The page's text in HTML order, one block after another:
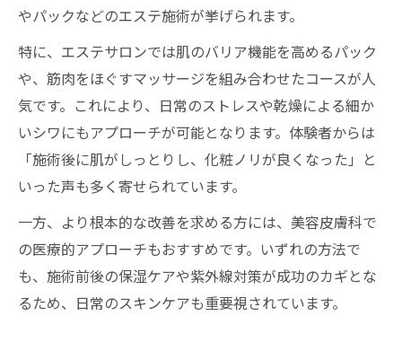
やパックなどのエステ施術が挙げられます。
特に、エステサロンでは肌のバリア機能を高めるパック
や、筋肉をほぐすマッサージを組み合わせたコースが人
気です。これにより、日常のストレスや乾燥による細か
いシワにもアプローチが可能となります。体験者からは
「施術後に肌がしっとりし、化粧ノリが良くなった」と
いった声も多く寄せられています。
一方、より根本的な改善を求める方には、美容皮膚科で
の医療的アプローチもおすすめです。いずれの方法で
も、施術前後の保湿ケアや紫外線対策が成功のカギとな
るため、日常のスキンケアも重要視されています。